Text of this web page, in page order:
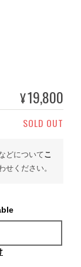
¥19,800
SOLD OUT
どについてこ
せください。